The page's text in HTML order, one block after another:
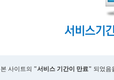
본 사이트의 "서비스 기간이 만료" 되었음